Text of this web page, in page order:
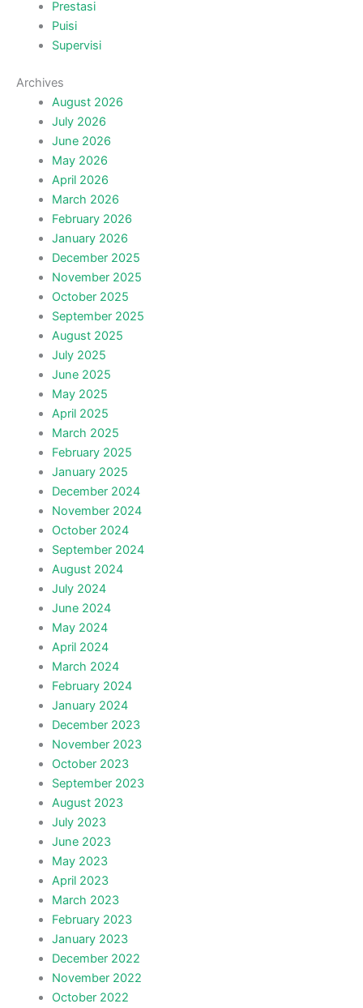
Prestasi
Puisi
Supervisi
Archives
August 2026
July 2026
June 2026
May 2026
April 2026
March 2026
February 2026
January 2026
December 2025
November 2025
October 2025
September 2025
August 2025
July 2025
June 2025
May 2025
April 2025
March 2025
February 2025
January 2025
December 2024
November 2024
October 2024
September 2024
August 2024
July 2024
June 2024
May 2024
April 2024
March 2024
February 2024
January 2024
December 2023
November 2023
October 2023
September 2023
August 2023
July 2023
June 2023
May 2023
April 2023
March 2023
February 2023
January 2023
December 2022
November 2022
October 2022